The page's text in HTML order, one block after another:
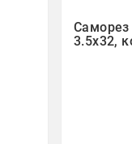
Саморез
3.5х32,